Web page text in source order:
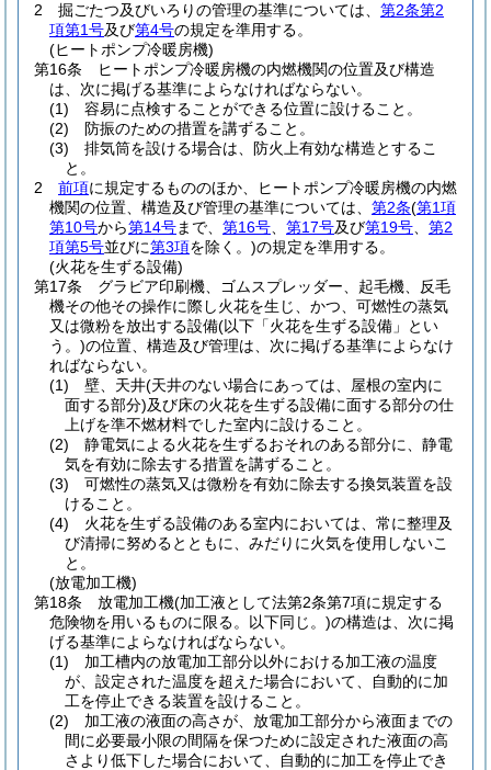
2
掘ごたつ及びいろりの管理の基準については、 第2条第2
項第1号及び第4号の規定を準用する。
(ヒートポンプ冷暖房機)
第16条
ヒートポンプ冷暖房機の内燃機関の位置及び構造
は、次に掲げる基準によらなければならない。
(1)
容易に点検することができる位置に設けること。
(2)
防振のための措置を講ずること。
(3)
排気筒を設ける場合は、防火上有効な構造とするこ
と。
2
前項に規定するもののほか、ヒートポンプ冷暖房機の内燃
機関の位置、構造及び管理の基準については、 第2条(第1項
第10号から第14号まで、 第16号 第17号及び第19号
第2
項第5号並びに第3項を除く。)の規定を準用する。
(火花を生ずる設備)
第17条
グラビア印刷機、ゴムスプレッダー、起毛機、反毛
機その他その操作に際し火花を生じ、かつ、可燃性の蒸気
又は微粉を放出する設備(以下「火花を生ずる設備」とい
う。)の位置、構造及び管理は、次に掲げる基準によらなけ
ればならない。
(1)
壁、天井(天井のない場合にあっては、屋根の室内に
面する部分)及び床の火花を生ずる設備に面する部分の仕
上げを準不燃材料でした室内に設けること。
(2)
静電気による火花を生ずるおそれのある部分に、静電
気を有効に除去する措置を講ずること。
(3)
可燃性の蒸気又は微粉を有効に除去する換気装置を設
けること。
(4)
火花を生ずる設備のある室内においては、常に整理及
び清掃に努めるとともに、みだりに火気を使用しないこ
と。
(放電加工機)
第18条
放電加工機(加工液として法第2条第7項に規定する
危険物を用いるものに限る。以下同じ。)の構造は、次に掲
げる基準によらなければならない。
(1)
加工槽内の放電加工部分以外における加工液の温度
が、設定された温度を超えた場合において、自動的に加
工を停止できる装置を設けること。
(2)
加工液の液面の高さが、放電加工部分から液面までの
間に必要最小限の間隔を保つために設定された液面の高
さより低下した場合において、自動的に加工を停止でき